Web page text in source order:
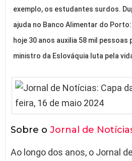
exemplo, os estudantes surdos.
ajuda no Banco Alimentar do
hoje 30 anos auxilia 58 mil pessoas
ministro da Eslováquia luta pela
Sobre o Jornal de
Ao longo dos anos, o Jornal